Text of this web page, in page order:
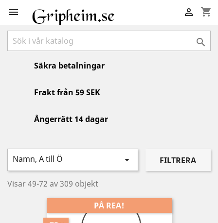
 shopping_cart


Säkra betalningar
Frakt från 59 SEK
Ångerrätt 14 dagar
Namn, A till Ö  FILTRERA
Visar 49-72 av 309 objekt
PÅ REA!